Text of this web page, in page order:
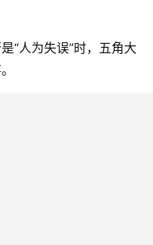
“人为失误”时，五角大